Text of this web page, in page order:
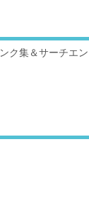
ク集＆サーチエ